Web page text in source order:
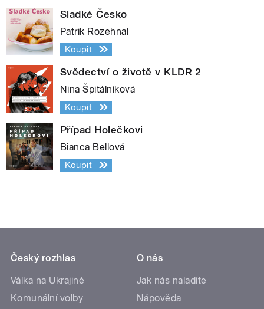
Sladké Česko
Patrik Rozehnal
Koupit
Svědectví o životě v KLDR 2
Nina Špitálníková
Koupit
Případ Holečkovi
Bianca Bellová
Koupit
Český rozhlas
Válka na Ukrajině
Komunální volby
O nás
Jak nás naladíte
Nápověda